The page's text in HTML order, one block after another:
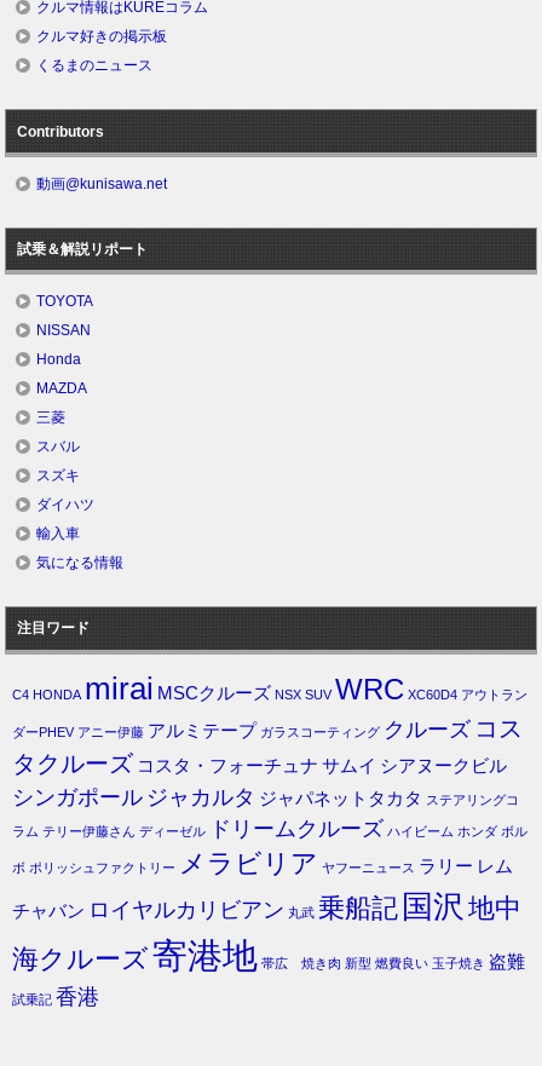
クルマ情報はKUREコラム
クルマ好きの掲示板
くるまのニュース
Contributors
動画@kunisawa.net
試乗＆解説リポート
TOYOTA
NISSAN
Honda
MAZDA
三菱
スバル
スズキ
ダイハツ
輸入車
気になる情報
注目ワード
C4 HONDA mirai MSCクルーズ NSX SUV WRC XC60D4 アウトラン
ダーPHEV アニー伊藤 アルミテープ ガラスコーティング クルーズ コス
タクルーズ コスタ・フォーチュナ サムイ シアヌークビル
シンガポール ジャカルタ ジャパネットタカタ ステアリングコ
ラム テリー伊藤さん ディーゼル ドリームクルーズ ハイビーム ホンダ ボル
ボ ポリッシュファクトリー メラビリア ヤフーニュース ラリー レム
チャバン ロイヤルカリビアン 丸武 乗船記 国沢 地中
海クルーズ寄港地 帯広 焼き肉 新型 燃費良い 玉子焼き 盗難
試乗記 香港